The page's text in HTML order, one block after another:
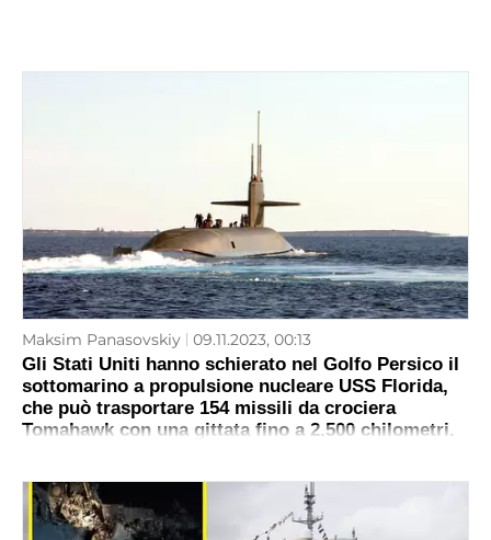
Maksim Panasovskiy 09.11.2023, 00:13
Gli Stati Uniti hanno schierato nel Golfo Persico il
sottomarino a propulsione nucleare USS Florida,
che può trasportare 154 missili da crociera
Tomahawk con una gittata fino a 2.500 chilometri.